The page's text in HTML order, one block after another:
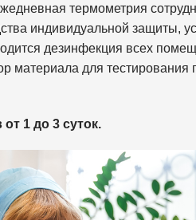
термометрия
индивидуальной защиты,
дезинфекция всех
материала для
1 до 3 суток.